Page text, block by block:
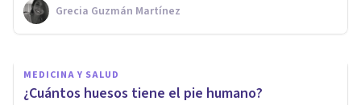
Grecia Guzmán Martínez
Oscar Castillero Mimenza
MEDICINA Y SALUD
¿Cuántos huesos tiene el pie humano?